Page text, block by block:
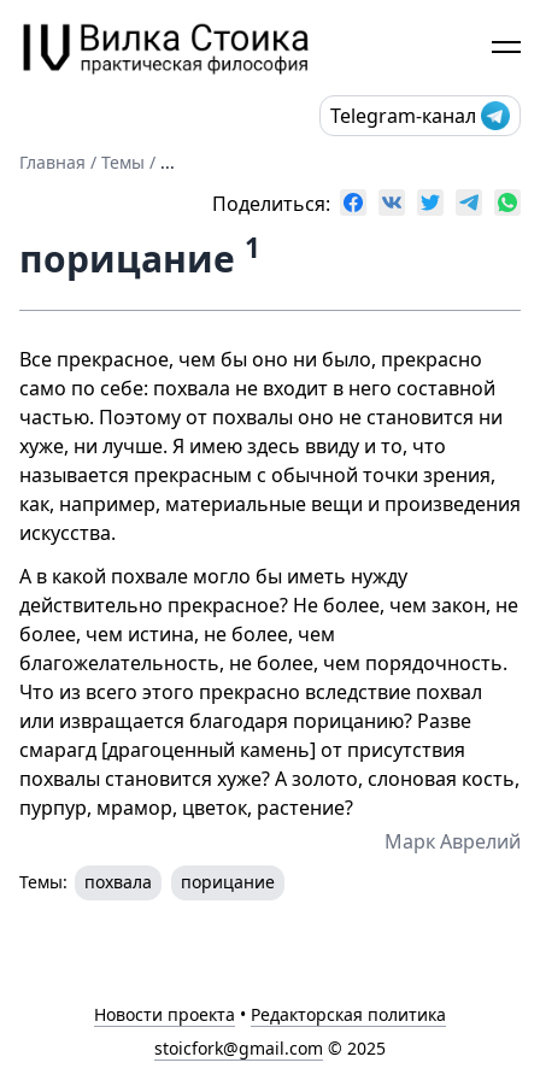
Telegram-канал
Главная / Темы / ...
Поделиться:
порицание 1
Все прекрасное, чем бы оно ни было, прекрасно
само по себе: похвала не входит в него составной
частью. Поэтому от похвалы оно не становится ни
хуже, ни лучше. Я имею здесь ввиду и то, что
называется прекрасным с обычной точки зрения,
как, например, материальные вещи и произведения
искусства.
А в какой похвале могло бы иметь нужду
действительно прекрасное? Не более, чем закон, не
более, чем истина, не более, чем
благожелательность, не более, чем порядочность.
Что из всего этого прекрасно вследствие похвал
или извращается благодаря порицанию? Разве
смарагд [драгоценный камень] от присутствия
похвалы становится хуже? А золото, слоновая кость,
пурпур, мрамор, цветок, растение?
Марк Аврелий
Темы: похвала порицание
Новости проекта • Редакторская политика
stoicfork@gmail.com © 2025